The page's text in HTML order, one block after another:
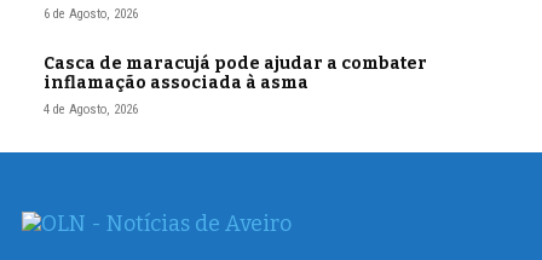
6 de Agosto, 2026
Casca de maracujá pode ajudar a combater
inflamação associada à asma
4 de Agosto, 2026